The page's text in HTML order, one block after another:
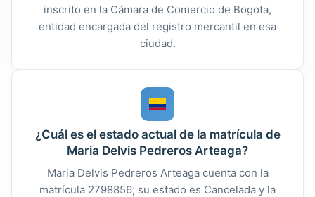
inscrito en la Cámara de Comercio de Bogota,
entidad encargada del registro mercantil en esa
ciudad.
¿Cuál es el estado actual de la matrícula de
Maria Delvis Pedreros Arteaga?
Maria Delvis Pedreros Arteaga cuenta con la
matrícula 2798856; su estado es Cancelada y la